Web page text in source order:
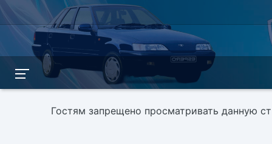
Гостям запрещено просматривать данную